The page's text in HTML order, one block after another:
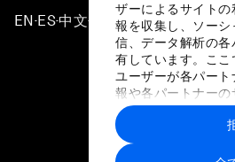
ザーによるサイト
報を収集し、ソー
信、データ解析の
有しています。ここ
ユーザーが各パー
報や各パートナー
に収集された情報
トナーによって使用
す。
EN ▪ ES▪中文▪ 日本語
プライバシーポリシ